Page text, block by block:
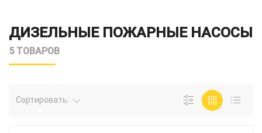
ДИЗЕЛЬНЫЕ ПОЖАРНЫЕ НАСОСЫ
5 ТОВАРОВ
Сортировать: